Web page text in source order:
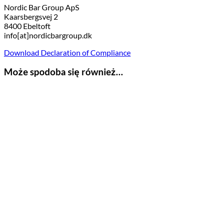
Nordic Bar Group ApS
Kaarsbergsvej 2
8400 Ebeltoft
info[at]nordicbargroup.dk
Download Declaration of Compliance
Może spodoba się również…